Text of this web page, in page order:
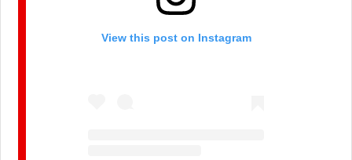
View this post on Instagram